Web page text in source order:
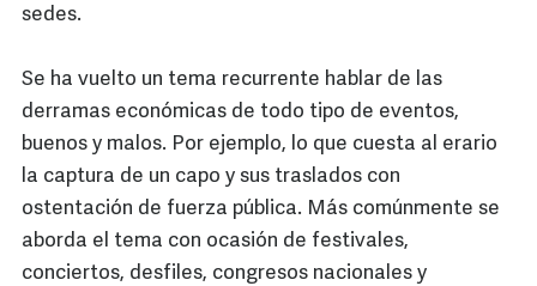
sedes.
Se ha vuelto un tema recurrente hablar de las
derramas económicas de todo tipo de eventos,
buenos y malos. Por ejemplo, lo que cuesta al erario
la captura de un capo y sus traslados con
ostentación de fuerza pública. Más comúnmente se
aborda el tema con ocasión de festivales,
conciertos, desfiles, congresos nacionales y